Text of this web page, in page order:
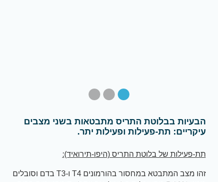
הבעיות בבלוטת התריס מתבטאות בשני מצבים
עיקריים: תת-פעילות ופעילות יתר.
תת-פעילות של בלוטת התריס (היפו-תירואיד):
זהו מצב המתבטא במחסור בהורמונים T4 ו-T3 בדם וסובלים